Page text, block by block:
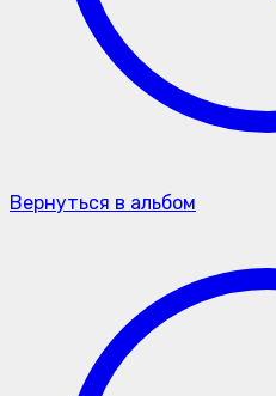
Вернуться в альбом